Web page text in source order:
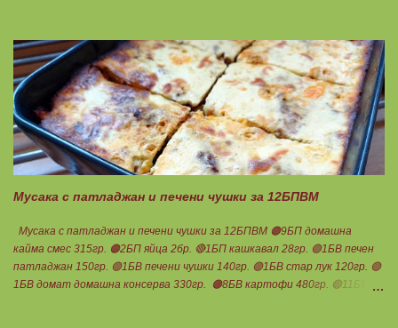
добре и се оставя на страна да набъбне. За чийз крема: 🟢3БП
обезмаслено крем сирене Кауфланд 200гр. + 1 равна с.л скир 🟠1БП
яйце 1бр. Ванилия Не подслаждам! За отгоре: 🟢4БВ сини сливи
360гр. Канела Мазнините са удвоени за белтъците и крем сиренето!
В голяма силиконова форма за тарт, разпределих така: 🥧1- ви слой
от кексово тесто 🥧2- ри слой чийз крем 🥧3- ти слой нарязани сини
сливи Канелата поръсих след изпичане, за да не е много натрапчива и
в голямо количество. Сладкиша изпекох в загрята фурна на 180
Мусака с патладжан и печени чушки за 12БПВМ
Мусака с патладжан и печени чушки за 12БПВМ 🟠9БП домашна
кайма смес 315гр. 🟠2БП яйца 2бр. 🔴1БП кашкавал 28гр. 🟢1БВ печен
патладжан 150гр. 🟢1БВ печени чушки 140гр. 🟢1БВ стар лук 120гр. 🟢
1БВ домат домашна консерва 330гр. 🟠8БВ картофи 480гр. 🟢11БМ